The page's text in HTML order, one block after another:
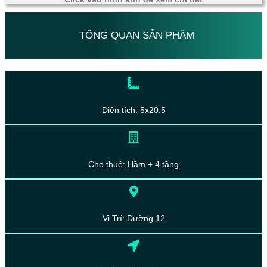
TỔNG QUAN SẢN PHẨM
Diện tích: 5x20.5
Cho thuê: Hầm + 4 tầng
Vị Trí: Đường 12